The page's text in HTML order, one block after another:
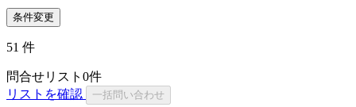
条件変更
51 件
問合せリスト 0件
リストを確認
一括問い合わせ